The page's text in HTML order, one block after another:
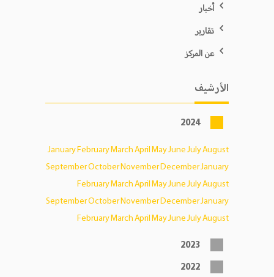
أخبار
تقارير
عن المركز
الأرشيف
2024
JanuaryFebruaryMarchAprilMayJuneJulyAugust
SeptemberOctoberNovemberDecemberJanuary
FebruaryMarchAprilMayJuneJulyAugust
SeptemberOctoberNovemberDecemberJanuary
FebruaryMarchAprilMayJuneJulyAugust
2023
2022